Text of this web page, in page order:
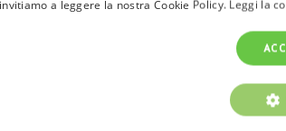
tv…
sempre
Med:…
da…
a leggere la nostra Cookie Policy. Leggi la